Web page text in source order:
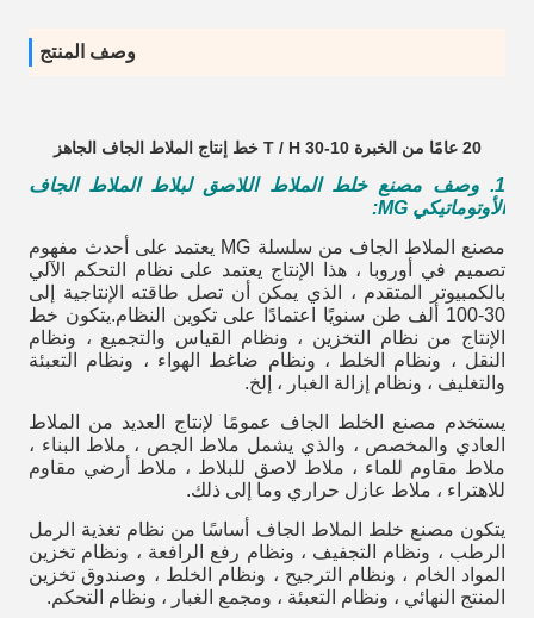
وصف المنتج
20 عامًا من الخبرة 10-30 T / H خط إنتاج الملاط الجاف الجاهز
1. وصف مصنع خلط الملاط اللاصق لبلاط الملاط الجاف
الأوتوماتيكي MG
:
مصنع الملاط الجاف من سلسلة MG يعتمد على أحدث مفهوم
تصميم في أوروبا ، هذا الإنتاج يعتمد على نظام التحكم الآلي
بالكمبيوتر المتقدم ، الذي يمكن أن تصل طاقته الإنتاجية إلى
30-100 ألف طن سنويًا اعتمادًا على تكوين النظام.يتكون خط
الإنتاج من نظام التخزين ، ونظام القياس والتجميع ، ونظام
النقل ، ونظام الخلط ، ونظام ضاغط الهواء ، ونظام التعبئة
والتغليف ، ونظام إزالة الغبار ، إلخ.
يستخدم مصنع الخلط الجاف عمومًا لإنتاج العديد من الملاط
العادي والمخصص ، والذي يشمل ملاط ​​الجص ، ملاط ​​البناء ،
ملاط ​​مقاوم للماء ، ملاط ​​لاصق للبلاط ، ملاط ​​أرضي مقاوم
للاهتراء ، ملاط ​​عازل حراري وما إلى ذلك.
يتكون مصنع خلط الملاط الجاف أساسًا من نظام تغذية الرمل
الرطب ، ونظام التجفيف ، ونظام رفع الرافعة ، ونظام تخزين
المواد الخام ، ونظام الترجيح ، ونظام الخلط ، وصندوق تخزين
المنتج النهائي ، ونظام التعبئة ، ومجمع الغبار ، ونظام التحكم.